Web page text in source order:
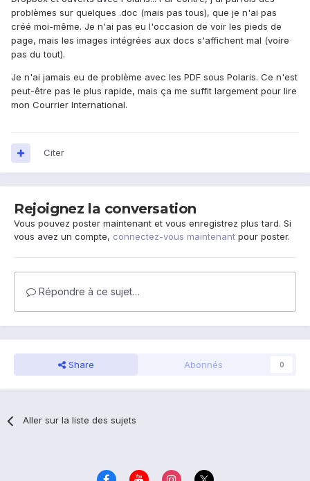
problèmes sur quelques .doc (mais pas tous), que je n'ai pas
créé moi-même. Je n'ai pas eu l'occasion de voir les pieds de
page, mais les images intégrées aux docs s'affichent mal (voire
pas du tout).
Je n'ai jamais eu de problème avec les PDF sous Polaris. Ce n'est
peut-être pas le plus rapide, mais ça me suffit largement pour lire
mon Courrier International.
Citer
Rejoignez la conversation
Vous pouvez poster maintenant et vous enregistrez plus tard. Si
vous avez un compte, connectez-vous maintenant pour poster.
Répondre à ce sujet…
Share Abonnés 0
Aller sur la liste des sujets